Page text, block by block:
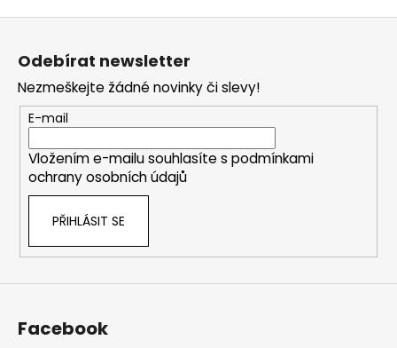
Z
Odebírat newsletter
Nezmeškejte žádné novinky či slevy!
E-mail
Vložením e-mailu souhlasíte s podmínkami
ochrany osobních údajů
PŘIHLÁSIT SE
Facebook